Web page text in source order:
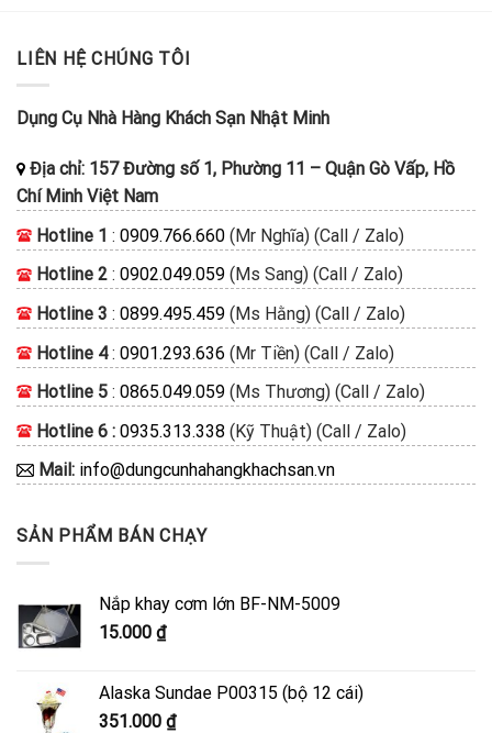
LIÊN HỆ CHÚNG TÔI
Dụng Cụ Nhà Hàng Khách Sạn Nhật Minh
Địa chỉ: 157 Đường số 1, Phường 11 – Quận Gò Vấp, Hồ
Chí Minh Việt Nam
Hotline 1 : 0909.766.660 (Mr Nghĩa) (Call / Zalo)
Hotline 2 : 0902.049.059 (Ms Sang) (Call / Zalo)
Hotline 3 : 0899.495.459 (Ms Hằng) (Call / Zalo)
Hotline 4: 0901.293.636 (Mr Tiền) (Call / Zalo)
Hotline 5 : 0865.049.059 (Ms Thương) (Call / Zalo)
Hotline 6 : 0935.313.338 (Kỹ Thuật) (Call / Zalo)
Mail: info@dungcunhahangkhachsan.vn
SẢN PHẨM BÁN CHẠY
Nắp khay cơm lớn BF-NM-5009
15.000 ₫
Alaska Sundae P00315 (bộ 12 cái)
351.000 ₫